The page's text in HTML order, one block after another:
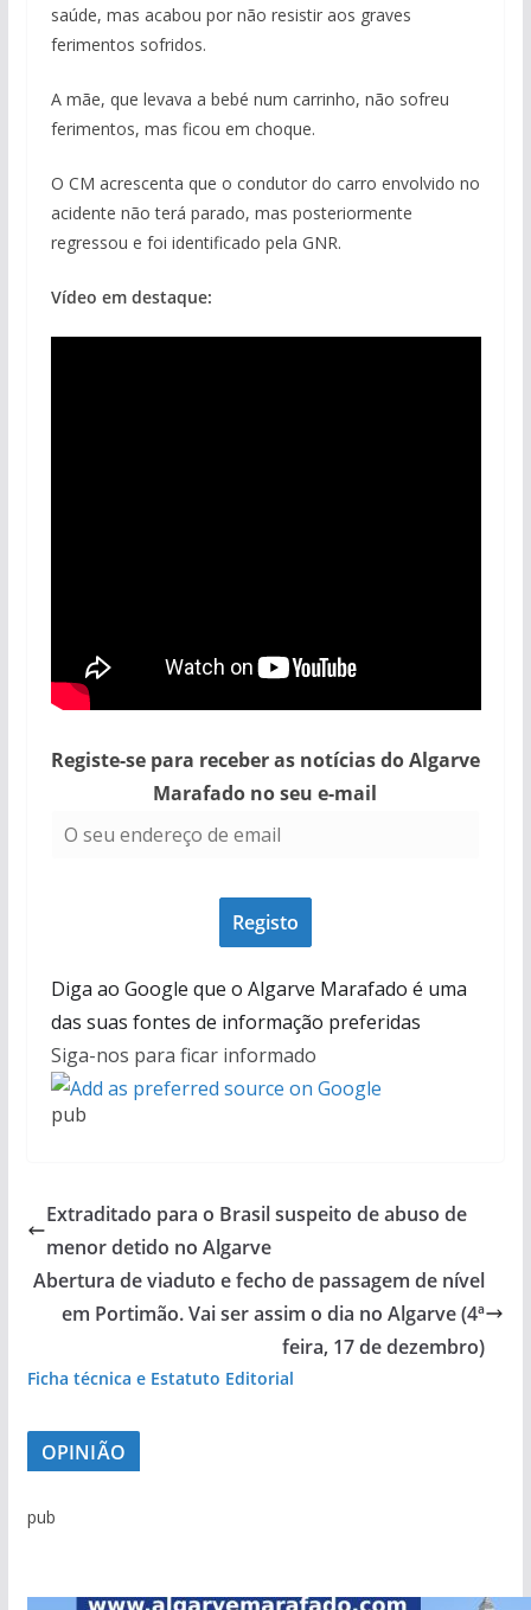
saúde, mas acabou por não resistir aos graves
ferimentos sofridos.
A mãe, que levava a bebé num carrinho, não sofreu
ferimentos, mas ficou em choque.
O CM acrescenta que o condutor do carro envolvido no
acidente não terá parado, mas posteriormente
regressou e foi identificado pela GNR.
Vídeo em destaque:
Registe-se para receber as notícias do Algarve
Marafado no seu e-mail
Diga ao Google que o Algarve Marafado é uma
das suas fontes de informação preferidas
Siga-nos para ficar informado
pub
Extraditado para o Brasil suspeito de abuso de
menor detido no Algarve
Abertura de viaduto e fecho de passagem de nível
em Portimão. Vai ser assim o dia no Algarve (4ª
feira, 17 de dezembro)
Ficha técnica e Estatuto Editorial
OPINIÃO
pub
e
t
o
m
i
n
á
r
i
:
n
v
T
m
e
s
i
l